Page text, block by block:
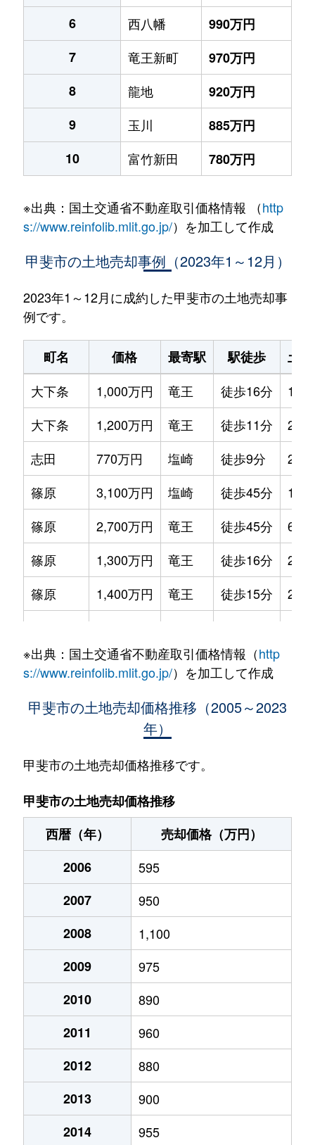
6
西八幡
990万円
7
竜王新町
970万円
8
龍地
920万円
9
玉川
885万円
10
富竹新田 780万円
※出典：国土交通省不動産取引価格情報 （http
s://www.reinfolib.mlit.go.jp/）を加工して作成
甲斐市の土地売却事例（2023年1～12月）
2023年1～12月に成約した甲斐市の土地売却事
例です。
町名 価格 最寄駅 駅徒歩
土
大下条
1,000万円 竜王 徒歩16分
大下条
1,200万円 竜王 徒歩11分
志田
770万円 塩崎 徒歩9分
篠原
3,100万円 塩崎 徒歩45分
篠原
2,700万円 竜王 徒歩45分
篠原
1,300万円 竜王 徒歩16分
篠原
1,400万円 竜王 徒歩15分
篠原
1,300万円 竜王 徒歩28分
2,400万円
篠原
530万円 竜王
篠原
330万円 竜王
篠原
570万円 竜王 徒歩24分
2,900万円
島上条
1,900万円
島上条
1,800万円 竜王
島上条
270万円
島上条
600万円
島上条
730万円
870万円
900万円
富竹新田
1,000万円
※出典：国土交通省不動産取引価格情報（http
s://www.reinfolib.mlit.go.jp/）を加工して作成
甲斐市の土地売却価格推移（2005～2023
年）
甲斐市の土地売却価格推移です。
甲斐市の土地売却価格推移
西暦（年）
売却価格（万円）
2006
595
2007
950
2008
1,100
2009
975
2010
890
2011
960
2012
880
2013
900
2014
955